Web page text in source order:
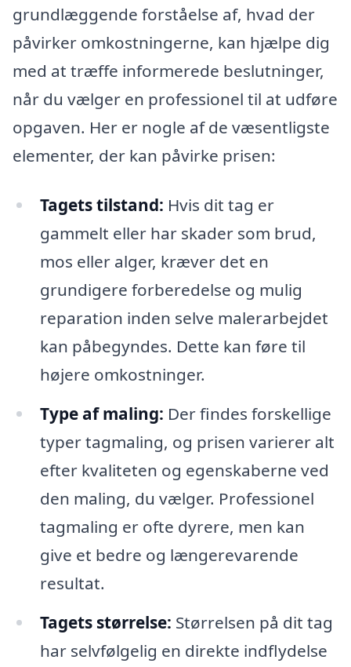
grundlæggende forståelse af, hvad der
påvirker omkostningerne, kan hjælpe dig
med at træffe informerede beslutninger,
når du vælger en professionel til at udføre
opgaven. Her er nogle af de væsentligste
elementer, der kan påvirke prisen:
Tagets tilstand: Hvis dit tag er
gammelt eller har skader som brud,
mos eller alger, kræver det en
grundigere forberedelse og mulig
reparation inden selve malerarbejdet
kan påbegyndes. Dette kan føre til
højere omkostninger.
Type af maling: Der findes forskellige
typer tagmaling, og prisen varierer alt
efter kvaliteten og egenskaberne ved
den maling, du vælger. Professionel
tagmaling er ofte dyrere, men kan
give et bedre og længerevarende
resultat.
Tagets størrelse: Størrelsen på dit tag
har selvfølgelig en direkte indflydelse